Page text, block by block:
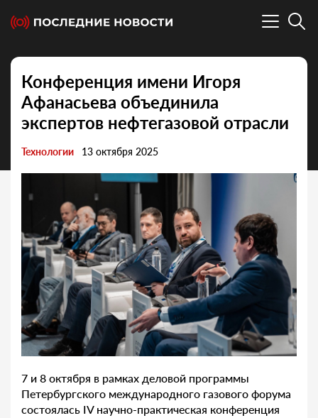
Конференция имени Игоря
Афанасьева объединила
экспертов нефтегазовой отрасли
Технологии 13 октября 2025
7 и 8 октября в рамках деловой программы
Петербургского международного газового форума
состоялась IV научно-практическая конференция